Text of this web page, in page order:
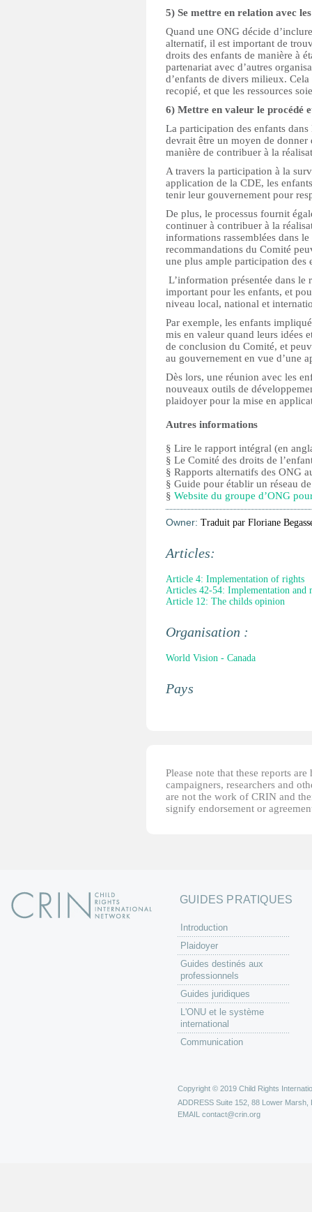
5) Se mettre en relation avec
Quand une ONG décide
alternatif, il est important de
droits des enfants de manière à
partenariat avec d’autres
d’enfants de divers milieux.
recopié, et que les ressources
6) Mettre en valeur le procédé
La participation des enfants
devrait être un moyen de
manière de contribuer à la
A travers la participation à la
application de la CDE, les
tenir leur gouvernement pour
De plus, le processus fournit
continuer à contribuer à la
informations rassemblées dans
recommandations du Comité
une plus ample participation des
L’information présentée dans le
important pour les enfants, et
niveau local, national et
Par exemple, les enfants
mis en valeur quand leurs idées
de conclusion du Comité, et
au gouvernement en vue d’une
Dès lors, une réunion avec les
nouveaux outils de
plaidoyer pour la mise en
Autres informations
§ Lire le rapport intégral (en
§ Le Comité des droits de
§ Rapports alternatifs des ONG
§ Guide pour établir un réseau
§ Website du groupe d’ONG
Owner: Traduit par Floriane
Articles:
Article 4: Implementation of rights
Articles 42-54: Implementation and
Article 12: The childs opinion
Organisation :
World Vision - Canada
Pays
Please note that these reports
campaigners, researchers and
are not the work of CRIN and
signify endorsement or
GUIDES PRATIQUES
Introduction
Plaidoyer
Guides destinés aux
professionnels
Guides juridiques
L'ONU et le système
international
Communication
Copyright © 2019 Child Rights
ADDRESS Suite 152, 88 Lower Marsh,
EMAIL contact@crin.org